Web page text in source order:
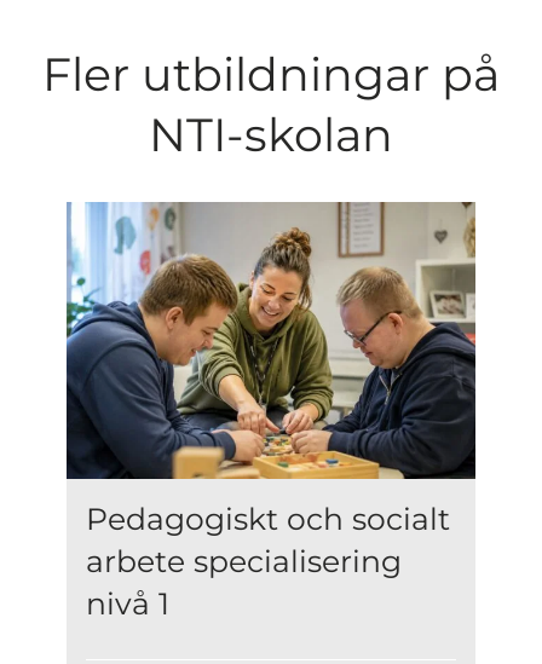
Fler utbildningar på
NTI-skolan
Pedagogiskt och socialt
arbete specialisering
nivå 1